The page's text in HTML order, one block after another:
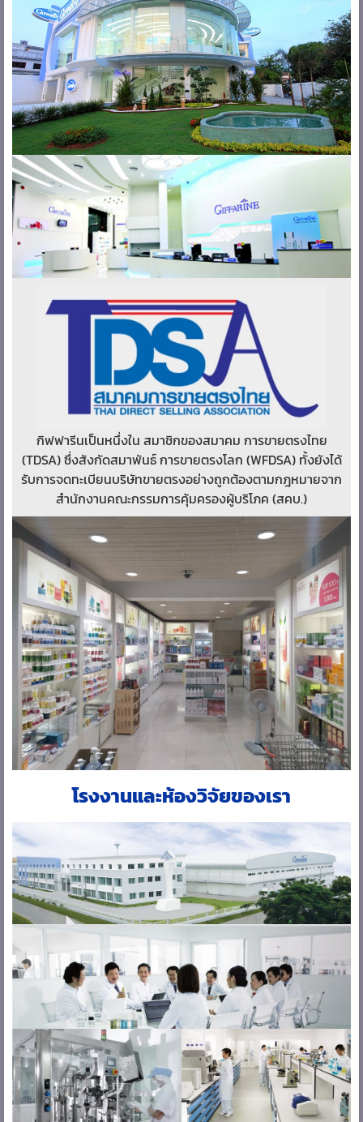
กิฟฟารีนเป็นหนึ่งใน สมาชิกของสมาคม การขายตรงไทย
(TDSA) ซึ่งสังกัดสมาพันธ์ การขายตรงโลก (WFDSA) ทั้งยังได้
รับการจดทะเบียนบริษัทขายตรงอย่างถูกต้องตามกฎหมายจาก
สำนักงานคณะกรรมการคุ้มครองผู้บริโภค (สคบ.)
โรงงานและห้องวิจัยของเรา